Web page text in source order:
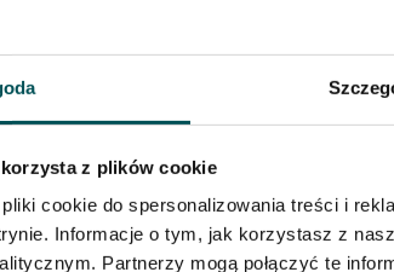
z plików cookie
cookie do spersonalizowania treści i
Informacje o tym, jak korzystasz z
Partnerzy mogą połączyć te